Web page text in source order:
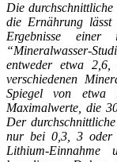
Die
die Ernährung lässt
Ergebnisse
“Mineralwasser-
entweder etwa
verschiedenen
Spiegel von
Maximalwerte, die
Der
nur bei 0,3, 3 oder
Lithium-Einnahme